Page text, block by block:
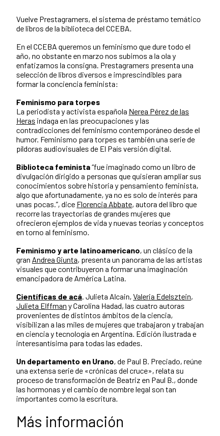
Vuelve Prestagramers, el sistema de préstamo temático
de libros de la biblioteca del CCEBA.
En el CCEBA queremos un feminismo que dure todo el
año, no obstante en marzo nos subimos a la ola y
enfatizamos la consigna. Prestagramers presenta una
selección de libros diversos e imprescindibles para
formar la conciencia feminista:
Feminismo para torpes
La periodista y activista española Nerea Pérez de las
Heras indaga en las preocupaciones y las
contradicciones del feminismo contemporáneo desde el
humor. Feminismo para torpes es también una serie de
píldoras audiovisuales de El País versión digital.
Biblioteca feminista“fue imaginado como un libro de
divulgación dirigido a personas que quisieran ampliar sus
conocimientos sobre historia y pensamiento feminista,
algo que afortunadamente, ya no es solo de interés para
unas pocas.”, dice Florencia Abbate, autora del libro que
recorre las trayectorias de grandes mujeres que
ofrecieron ejemplos de vida y nuevas teorías y conceptos
en torno al feminismo.
Feminismo y arte latinoamericano, un clásico de la
gran Andrea Giunta, presenta un panorama de las artistas
visuales que contribuyeron a formar una imaginación
emancipadora de América Latina.
Científicas de acá . Julieta Alcain, Valeria Edelsztein,
Julieta Elffman y Carolina Hadad, las cuatro autoras
provenientes de distintos ámbitos de la ciencia,
visibilizan a las miles de mujeres que trabajaron y trabajan
en ciencia y tecnología en Argentina. Edición ilustrada e
interesantísima para todas las edades.
Un departamento en Urano, de Paul B. Preciado, reúne
una extensa serie de «crónicas del cruce», relata su
proceso de transformación de Beatriz en Paul B., donde
las hormonas y el cambio de nombre legal son tan
importantes como la escritura.
Más información